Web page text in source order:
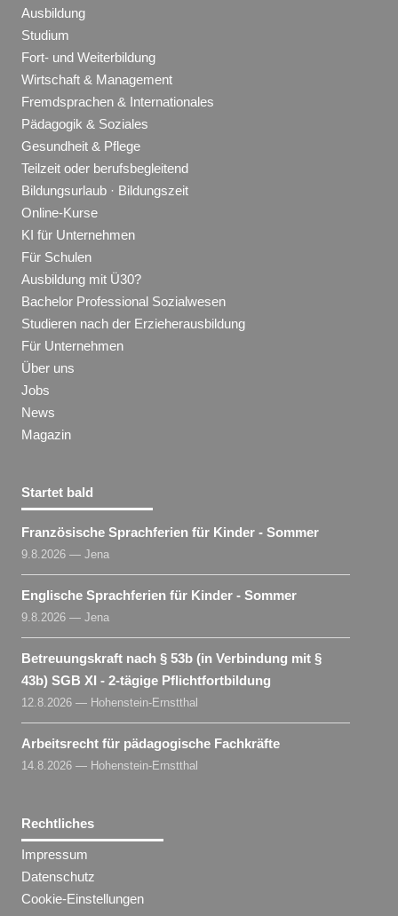
Ausbildung
Studium
Fort- und Weiterbildung
Wirtschaft & Management
Fremdsprachen & Internationales
Pädagogik & Soziales
Gesundheit & Pflege
Teilzeit oder berufsbegleitend
Bildungsurlaub · Bildungszeit
Online-Kurse
KI für Unternehmen
Für Schulen
Ausbildung mit Ü30?
Bachelor Professional Sozialwesen
Studieren nach der Erzieherausbildung
Für Unternehmen
Über uns
Jobs
News
Magazin
Startet bald
Französische Sprachferien für Kinder - Sommer
9.8.2026 — Jena
Englische Sprachferien für Kinder - Sommer
9.8.2026 — Jena
Betreuungskraft nach § 53b (in Verbindung mit §
43b) SGB XI - 2-tägige Pflichtfortbildung
12.8.2026 — Hohenstein-Ernstthal
Arbeitsrecht für pädagogische Fachkräfte
14.8.2026 — Hohenstein-Ernstthal
Rechtliches
Impressum
Datenschutz
Cookie-Einstellungen